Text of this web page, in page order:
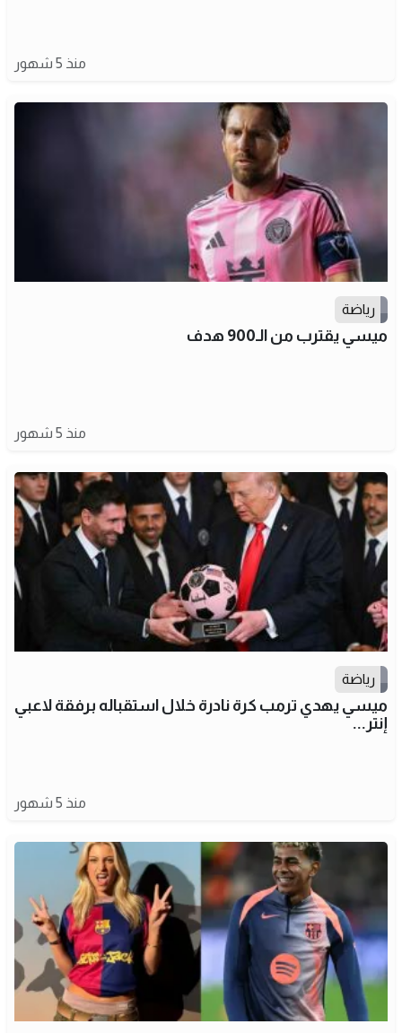
منذ 5 شهور
رياضة
ميسي يقترب من الـ900 هدف
منذ 5 شهور
رياضة
ميسي يهدي ترمب كرة نادرة خلال استقباله برفقة لاعبي
إنتر...
منذ 5 شهور